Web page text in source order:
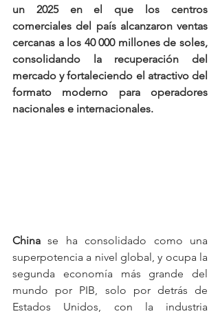
un 2025 en el que los centros
comerciales del país alcanzaron ventas
cercanas a los 40 000 millones de soles,
consolidando la recuperación del
mercado y fortaleciendo el atractivo del
formato moderno para operadores
nacionales e internacionales.
China se ha consolidado como una
superpotencia a nivel global, y ocupa la
segunda economía más grande del
mundo por PIB, solo por detrás de
Estados Unidos, con la industria